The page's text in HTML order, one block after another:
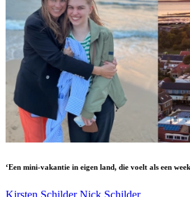
‘Een mini-vakantie in eigen land, die voelt als een
Kirsten SchilderNick Schilder